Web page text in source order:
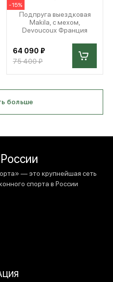
-15%
Подпруга выездковая
Makila, с мехом,
Devoucoux Франция
64 090 ₽
75 400 ₽
больше
— это крупнейшая сеть
спорта в России